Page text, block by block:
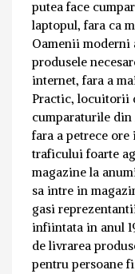
putea face
laptopul, fara ca
Oamenii moderni
produsele
internet, fara a
Practic, locuitorii
cumparaturile
fara a petrece
traficului foarte
magazine la
sa intre in
gasi
infiintata in anul
de livrarea
pentru persoane